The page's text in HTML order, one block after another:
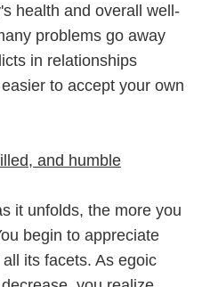
health and overall well-
problems go away
in relationships
to accept your own
and humble
it unfolds, the more you
begin to appreciate
its facets. As egoic